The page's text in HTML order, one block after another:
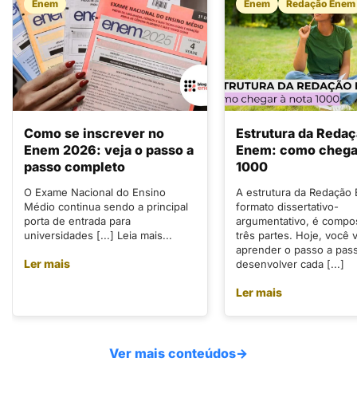
Enem
Como se inscrever no
Enem 2026: veja o passo a
passo completo
O Exame Nacional do Ensino
Médio continua sendo a principal
porta de entrada para
universidades [...] Leia mais...
Ler mais
Enem Redação Enem
Estrutura da
Enem: como
1000
A estrutura da Redação
formato dissertativo-
argumentativo, é
três partes. Hoje, você
aprender o passo a
desenvolver cada [...]
Ler mais
Ver mais conteúdos→